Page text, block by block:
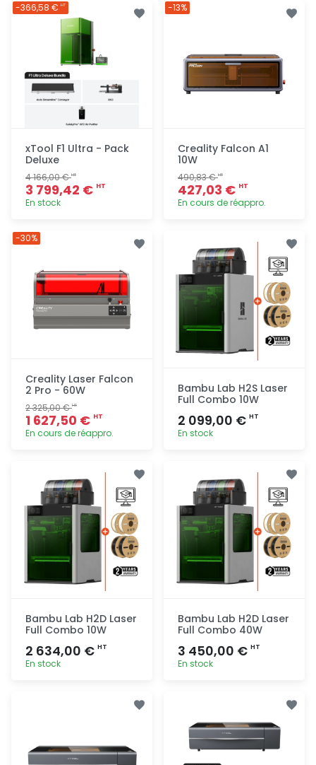
rapide
xTool F1 Ultra - Pack
Deluxe
4 166,00 €HT
3 799,42 € HT
En stock
-366,58 € HT
Creality Falcon A1
10W
490,83 €HT
427,03 € HT
En cours de réappro.
rapide
-13%
Creality Laser Falcon
2 Pro - 60W
2 325,00 €HT
1 627,50 € HT
En cours de réappro.
rapide
-30%
Bambu Lab H2S Laser
Full Combo 10W
2 099,00 € HT
En stock
rapide
Bambu Lab H2D Laser
Full Combo 10W
2 634,00 € HT
En stock
Bambu Lab H2D Laser
Full Combo 40W
3 450,00 € HT
En stock